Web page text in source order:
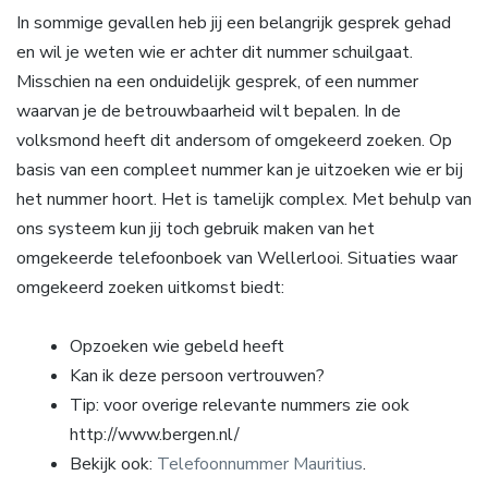
In sommige gevallen heb jij een belangrijk gesprek gehad
en wil je weten wie er achter dit nummer schuilgaat.
Misschien na een onduidelijk gesprek, of een nummer
waarvan je de betrouwbaarheid wilt bepalen. In de
volksmond heeft dit andersom of omgekeerd zoeken. Op
basis van een compleet nummer kan je uitzoeken wie er bij
het nummer hoort. Het is tamelijk complex. Met behulp van
ons systeem kun jij toch gebruik maken van het
omgekeerde telefoonboek van Wellerlooi. Situaties waar
omgekeerd zoeken uitkomst biedt:
Opzoeken wie gebeld heeft
Kan ik deze persoon vertrouwen?
Tip: voor overige relevante nummers zie ook
http://www.bergen.nl/
Bekijk ook: Telefoonnummer Mauritius.